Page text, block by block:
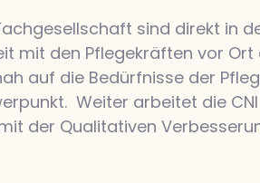
sind direkt in
mit den Pflegekräften vor
auf die Bedürfnisse der
Weiter arbeitet die
der Qualitativen